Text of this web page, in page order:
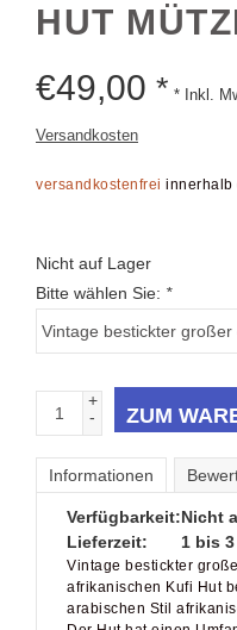
UT
€49,00 * * Inkl.
Versandkosten
versandkostenfrei innerhalb
Nicht auf Lager
Bitte wählen Sie: *
+
-
ZUM
Informationen
Verfügbarkeit:Nicht
Lieferzeit:
1 bis
Vintage bestickter
afrikanischen Kufi Hut
arabischen Stil